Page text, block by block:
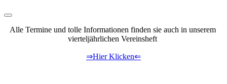
Alle Termine und tolle Informationen finden sie auch in unserem
vierteljährlichen Vereinsheft
⇒Hier Klicken⇐